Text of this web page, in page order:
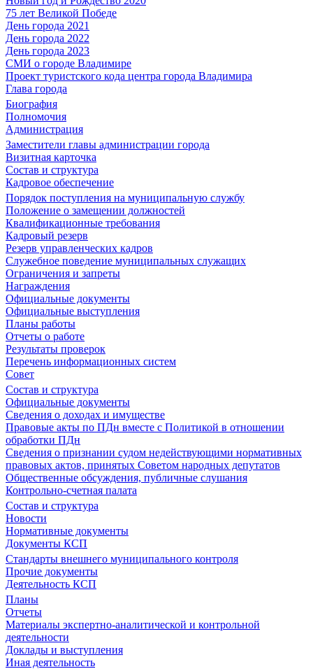
75 лет Великой Победе
День города 2021
День города 2022
День города 2023
СМИ о городе Владимире
Проект туристского кода центра города Владимира
Глава города
Биография
Полномочия
Администрация
Заместители главы администрации города
Визитная карточка
Состав и структура
Кадровое обеспечение
Порядок поступления на муниципальную службу
Положение о замещении должностей
Квалификационные требования
Кадровый резерв
Резерв управленческих кадров
Служебное поведение муниципальных служащих
Ограничения и запреты
Награждения
Официальные документы
Официальные выступления
Планы работы
Отчеты о работе
Результаты проверок
Перечень информационных систем
Совет
Состав и структура
Официальные документы
Сведения о доходах и имуществе
Правовые акты по ПДн вместе с Политикой в отношении
обработки ПДн
Сведения о признании судом недействующими нормативных
правовых актов, принятых Советом народных депутатов
Общественные обсуждения, публичные слушания
Контрольно-счетная палата
Состав и структура
Новости
Нормативные документы
Документы КСП
Стандарты внешнего муниципального контроля
Прочие документы
Деятельность КСП
Планы
Отчеты
Материалы экспертно-аналитической и контрольной
деятельности
Доклады и выступления
Иная деятельность